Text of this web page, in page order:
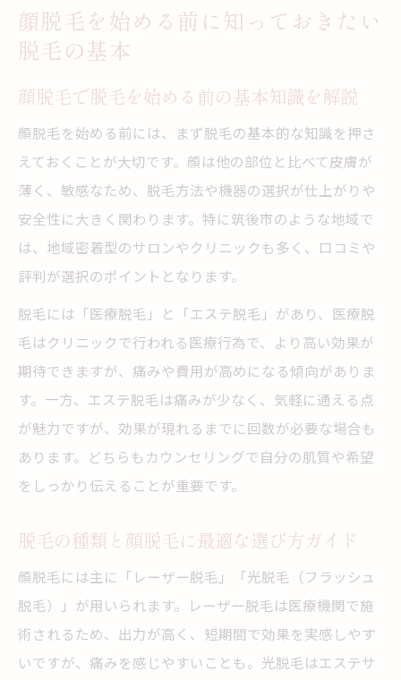
脱毛を受ける前に知るべき顔脱毛後のケア
方法
筑後市で安心して顔脱毛したい方へのポイント
るコツ
筑後市で顔脱毛を選ぶ際の脱毛プラン比較
ポイント
顔脱毛と脱毛後に必要なアフターケアの重
敏感肌でも顔脱毛は大丈夫？リスクと対策
敏感肌の方が顔脱毛で脱毛を受ける際の注
意点
法
敏感肌対応の脱毛施術と顔脱毛後のケアの
ポイント
顔脱毛の脱毛で起こりやすいトラブルと予
防策
顔脱毛を始める前に知っておきたい
脱毛の基本
顔脱毛で脱毛を始める前の基本知識を解説
顔脱毛を始める前には、まず脱毛の基本的な知識を押さ
えておくことが大切です。顔は他の部位と比べて皮膚が
薄く、敏感なため、脱毛方法や機器の選択が仕上がりや
安全性に大きく関わります。特に筑後市のような地域で
は、地域密着型のサロンやクリニックも多く、口コミや
評判が選択のポイントとなります。
脱毛には「医療脱毛」と「エステ脱毛」があり、医療脱
毛はクリニックで行われる医療行為で、より高い効果が
期待できますが、痛みや費用が高めになる傾向がありま
す。一方、エステ脱毛は痛みが少なく、気軽に通える点
が魅力ですが、効果が現れるまでに回数が必要な場合も
あります。どちらもカウンセリングで自分の肌質や希望
をしっかり伝えることが重要です。
脱毛の種類と顔脱毛に最適な選び方ガイド
顔脱毛には主に「レーザー脱毛」「光脱毛（フラッシュ
脱毛）」が用いられます。レーザー脱毛は医療機関で施
術されるため、出力が高く、短期間で効果を実感しやす
いですが、痛みを感じやすいことも。光脱毛はエステサ